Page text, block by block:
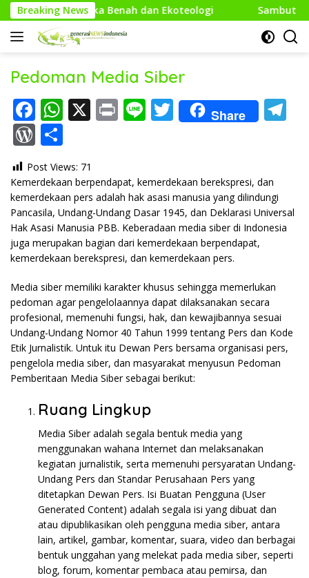
Langsung
ke
konten
Breaking News
Benah dan Ekoteologi Sambut HUT Kodam XXI/
Pedoman Media Siber
F
ac
e
b
o
o
k
W
s
A
p
p
X Pr Li T
w
er
Share
m
W
or
d
Pr
e
ss
ar
e
Post Views: 71
Kemerdekaan berpendapat, kemerdekaan berekspresi, dan
kemerdekaan pers adalah hak asasi manusia yang dilindungi
Pancasila, Undang-Undang Dasar 1945, dan Deklarasi Universal
Hak Asasi Manusia PBB. Keberadaan media siber di Indonesia
juga merupakan bagian dari kemerdekaan berpendapat,
kemerdekaan berekspresi, dan kemerdekaan pers.
Media siber memiliki karakter khusus sehingga memerlukan
pedoman agar pengelolaannya dapat dilaksanakan secara
profesional, memenuhi fungsi, hak, dan kewajibannya sesuai
Undang-Undang Nomor 40 Tahun 1999 tentang Pers dan Kode
Etik Jurnalistik. Untuk itu Dewan Pers bersama organisasi pers,
pengelola media siber, dan masyarakat menyusun Pedoman
Pemberitaan Media Siber sebagai berikut:
Ruang Lingkup
Media Siber adalah segala bentuk media yang
menggunakan wahana Internet dan melaksanakan
kegiatan jurnalistik, serta memenuhi persyaratan Undang-
Undang Pers dan Standar Perusahaan Pers yang
ditetapkan Dewan Pers. Isi Buatan Pengguna (User
Generated Content) adalah segala isi yang dibuat dan
atau dipublikasikan oleh pengguna media siber, antara
lain, artikel, gambar, komentar, suara, video dan berbagai
bentuk unggahan yang melekat pada media siber, seperti
blog, forum, komentar pembaca atau pemirsa, dan